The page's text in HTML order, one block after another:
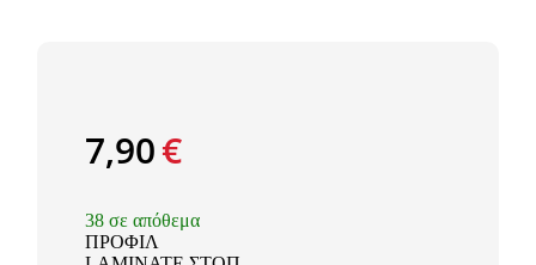
7,90€
38 σε απόθεμα
ΠΡΟΦΙΛ